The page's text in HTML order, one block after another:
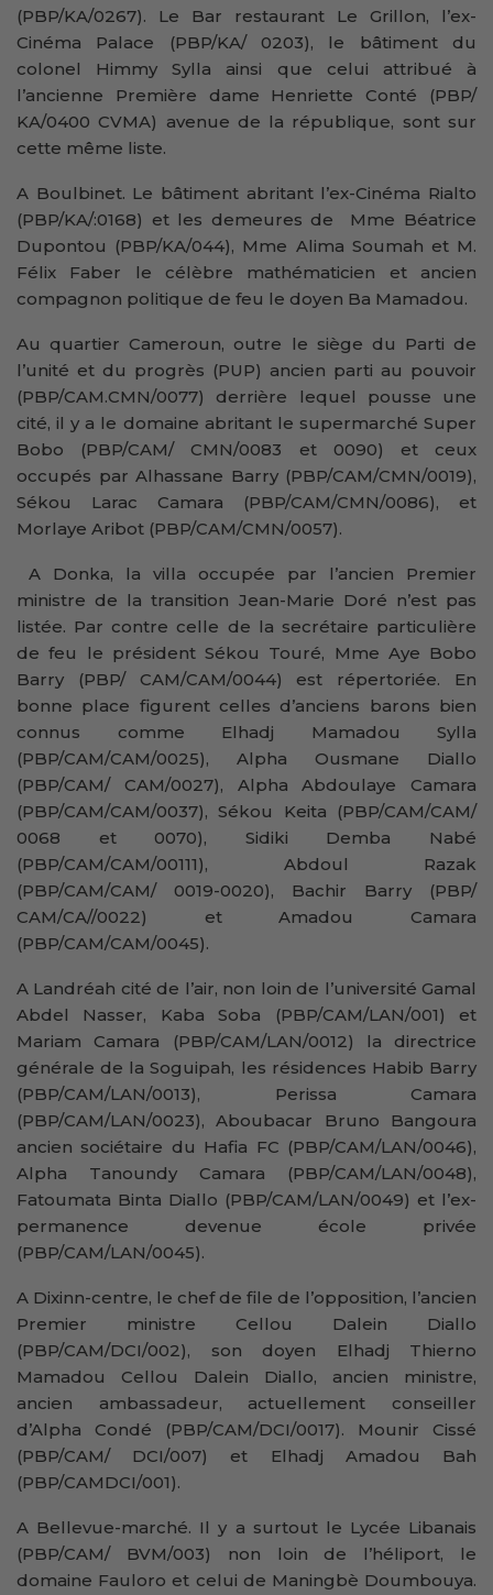
(PBP/KA/0267). Le Bar restaurant Le Grillon, l’ex-
Cinéma Palace (PBP/KA/ 0203), le bâtiment du
colonel Himmy Sylla ainsi que celui attribué à
l’ancienne Première dame Henriette Conté (PBP/
KA/0400 CVMA) avenue de la république, sont sur
cette même liste.
A Boulbinet. Le bâtiment abritant l’ex-Cinéma Rialto
(PBP/KA/:0168) et les demeures de Mme Béatrice
Dupontou (PBP/KA/044), Mme Alima Soumah et M.
Félix Faber le célèbre mathématicien et ancien
compagnon politique de feu le doyen Ba Mamadou.
Au quartier Cameroun, outre le siège du Parti de
l’unité et du progrès (PUP) ancien parti au pouvoir
(PBP/CAM.CMN/0077) derrière lequel pousse une
cité, il y a le domaine abritant le supermarché Super
Bobo (PBP/CAM/ CMN/0083 et 0090) et ceux
occupés par Alhassane Barry (PBP/CAM/CMN/0019),
Sékou Larac Camara (PBP/CAM/CMN/0086), et
Morlaye Aribot (PBP/CAM/CMN/0057).
A Donka, la villa occupée par l’ancien Premier
ministre de la transition Jean-Marie Doré n’est pas
listée. Par contre celle de la secrétaire particulière
de feu le président Sékou Touré, Mme Aye Bobo
Barry (PBP/ CAM/CAM/0044) est répertoriée. En
bonne place figurent celles d’anciens barons bien
connus comme Elhadj Mamadou Sylla
(PBP/CAM/CAM/0025), Alpha Ousmane Diallo
(PBP/CAM/ CAM/0027), Alpha Abdoulaye Camara
(PBP/CAM/CAM/0037), Sékou Keita (PBP/CAM/CAM/
0068 et 0070), Sidiki Demba Nabé
(PBP/CAM/CAM/00111), Abdoul Razak
(PBP/CAM/CAM/ 0019-0020), Bachir Barry (PBP/
CAM/CA//0022) et Amadou Camara
(PBP/CAM/CAM/0045).
A Landréah cité de l’air, non loin de l’université Gamal
Abdel Nasser, Kaba Soba (PBP/CAM/LAN/001) et
Mariam Camara (PBP/CAM/LAN/0012) la directrice
générale de la Soguipah, les résidences Habib Barry
(PBP/CAM/LAN/0013), Perissa Camara
(PBP/CAM/LAN/0023), Aboubacar Bruno Bangoura
ancien sociétaire du Hafia FC (PBP/CAM/LAN/0046),
Alpha Tanoundy Camara (PBP/CAM/LAN/0048),
Fatoumata Binta Diallo (PBP/CAM/LAN/0049) et l’ex-
permanence devenue école privée
(PBP/CAM/LAN/0045).
A Dixinn-centre, le chef de file de l’opposition, l’ancien
Premier ministre Cellou Dalein Diallo
(PBP/CAM/DCI/002), son doyen Elhadj Thierno
Mamadou Cellou Dalein Diallo, ancien ministre,
ancien ambassadeur, actuellement conseiller
d’Alpha Condé (PBP/CAM/DCI/0017). Mounir Cissé
(PBP/CAM/ DCI/007) et Elhadj Amadou Bah
(PBP/CAMDCI/001).
A Bellevue-marché. Il y a surtout le Lycée Libanais
(PBP/CAM/ BVM/003) non loin de l’héliport, le
domaine Fauloro et celui de Maningbè Doumbouya.